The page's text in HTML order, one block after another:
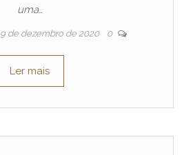
uma…
9 de dezembro de 2020 0
Ler mais